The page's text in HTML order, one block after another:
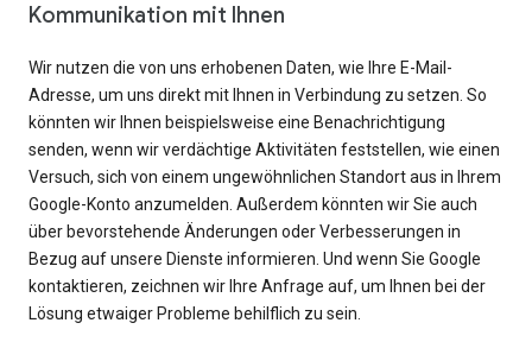
Kommunikation mit Ihnen
Wir nutzen die von uns erhobenen Daten, wie Ihre E-Mail-
Adresse, um uns direkt mit Ihnen in Verbindung zu setzen. So
könnten wir Ihnen beispielsweise eine Benachrichtigung
senden, wenn wir verdächtige Aktivitäten feststellen, wie einen
Versuch, sich von einem ungewöhnlichen Standort aus in Ihrem
Google-Konto anzumelden. Außerdem könnten wir Sie auch
über bevorstehende Änderungen oder Verbesserungen in
Bezug auf unsere Dienste informieren. Und wenn Sie Google
kontaktieren, zeichnen wir Ihre Anfrage auf, um Ihnen bei der
Lösung etwaiger Probleme behilflich zu sein.